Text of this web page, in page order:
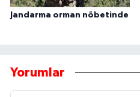
Jandarma orman nöbetinde
Yorumlar